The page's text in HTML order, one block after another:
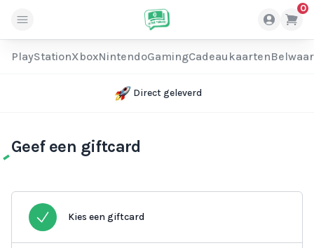
0
PlayStationXboxNintendoGamingCadeaukaarten
Direct geleverd
Geef een giftcard
Kies een giftcard